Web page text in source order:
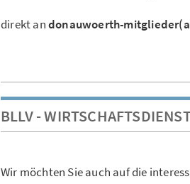
direkt andonauwoerth-
BLLV -
Wir möchten Sie auch auf die